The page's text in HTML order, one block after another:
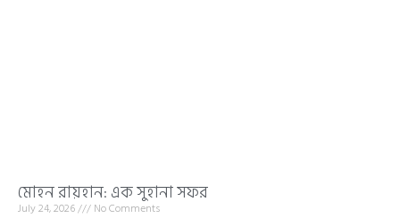
মোহন রায়হান: এক সুহানা সফর
July 24, 2026 No Comments